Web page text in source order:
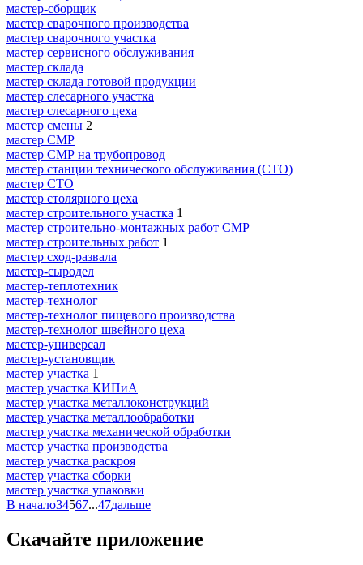
мастер-сборщик
мастер сварочного производства
мастер сварочного участка
мастер сервисного обслуживания
мастер склада
мастер склада готовой продукции
мастер слесарного участка
мастер слесарного цеха
мастер смены 2
мастер СМР
мастер СМР на трубопровод
мастер станции технического обслуживания (СТО)
мастер СТО
мастер столярного цеха
мастер строительного участка 1
мастер строительно-монтажных работ СМР
мастер строительных работ 1
мастер сход-развала
мастер-сыродел
мастер-теплотехник
мастер-технолог
мастер-технолог пищевого производства
мастер-технолог швейного цеха
мастер-универсал
мастер-установщик
мастер участка 1
мастер участка КИПиА
мастер участка металлоконструкций
мастер участка металлообработки
мастер участка механической обработки
мастер участка производства
мастер участка раскроя
мастер участка сборки
мастер участка упаковки
В начало34567...47дальше
Скачайте приложение